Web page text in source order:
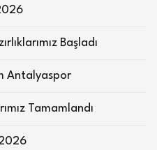
Başladı
Antalyaspor
Tamamlandı